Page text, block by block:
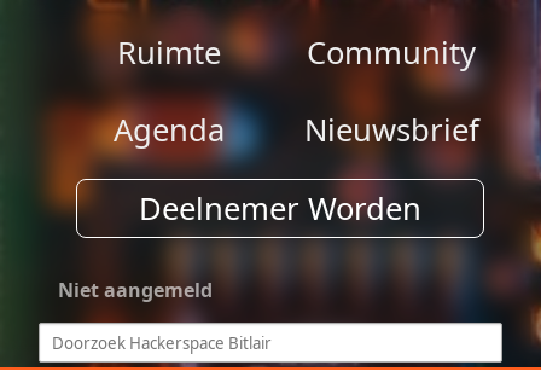
Ruimte
Community
Agenda
Nieuwsbrief
Deelnemer Worden
Niet aangemeld